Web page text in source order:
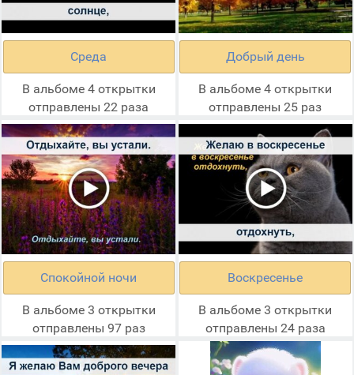
Среда
В альбоме 4 открытки
отправлены 22 раза
Добрый день
В альбоме 4 открытки
отправлены 25 раз
Спокойной ночи
В альбоме 3 открытки
отправлены 97 раз
Воскресенье
В альбоме 3 открытки
отправлены 24 раза